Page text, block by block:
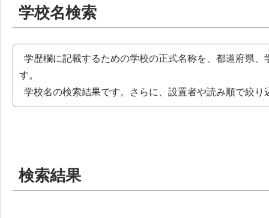
学校名検索
学歴欄に記載するための学校の正式名称を、都道府県
す。
学校名の検索結果です。さらに、設置者や読み順で絞り
検索結果